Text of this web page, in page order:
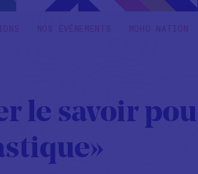
NOS ÉVÉNEMENTS MOHO NATION
le savoir
»